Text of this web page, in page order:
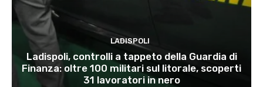
LADISPOLI
Ladispoli, controlli a tappeto della Guardia di
Finanza: oltre 100 militari sul litorale, scoperti
31 lavoratori in nero